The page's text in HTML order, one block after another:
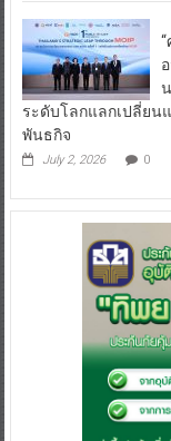
ระดับโลกแลกเปลี่ยน
พันธกิจ
July 2, 2026 0